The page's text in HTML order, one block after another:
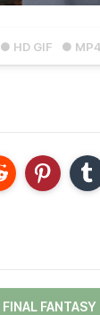
● HD GIF ● MP4
FINAL FANTASY